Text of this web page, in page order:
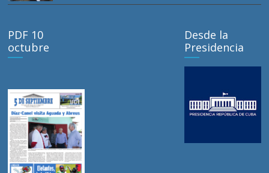
PDF 10
octubre
Desde la
Presidencia